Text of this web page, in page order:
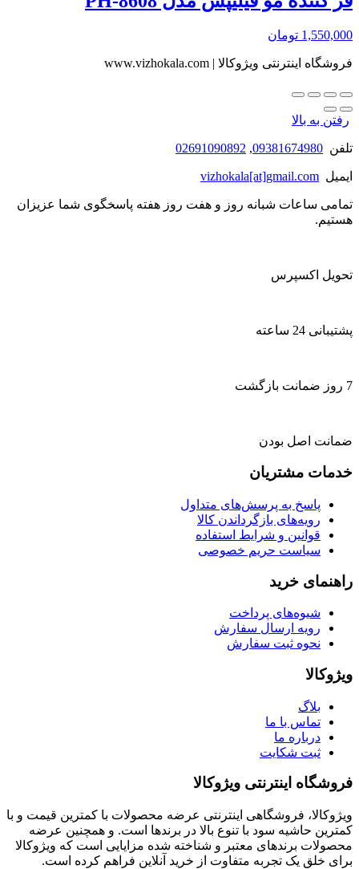
1,550,000 تومان
فروشگاه اینترنتی ویژوکالا | www.vizhokala.com
رفتن به بالا
تلفن 09381674980
,
02691090892
ایمیل vizhokala[at]gmail.com
تمامی ساعات شبانه روز و هفت روز هفته پاسخگوی شما عزیزان
هستیم.
تحویل اکسپرس
پشتیبانی 24 ساعته
7 روز ضمانت بازگشت
ضمانت اصل بودن
خدمات مشتریان
پاسخ به پرسش‌های متداول
رویه‌های بازگرداندن کالا
قوانین و شرایط استفاده
سیاست حریم خصوصی
راهنمای خرید
شیوه‌های پرداخت
رویه ارسال سفارش
نحوه ثبت سفارش
ویژوکالا
بلاگ
تماس با ما
درباره ما
ثبت شکایت
فروشگاه اینترنتی ویژوکالا
ویژوکالا، فروشگاهی اینترنتی عرضه محصولات با کمترین قیمت و با
کمترین حاشیه سود با تنوع بالا در برندها است. و همچنین عرضه
محصولات برندهای معتبر و شناخته شده مزایایی است که ویژوکالا
برای خلق یک تجربه متفاوت از خرید آنلاین فراهم کرده است.